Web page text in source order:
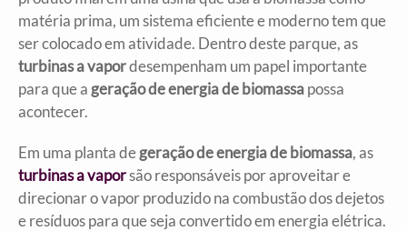
matéria prima, um sistema eficiente e moderno tem que
ser colocado em atividade. Dentro deste parque, as
turbinas a vapordesempenham um papel importante
para que a geração de energia de biomassapossa
acontecer.
Em uma planta degeração de energia de biomassa, as
turbinas a vaporsão responsáveis por aproveitar e
direcionar o vapor produzido na combustão dos dejetos
e resíduos para que seja convertido em energia elétrica.